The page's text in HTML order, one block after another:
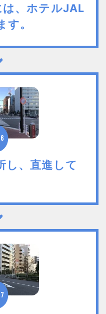
、ホテルJAL
す。
し、直進して